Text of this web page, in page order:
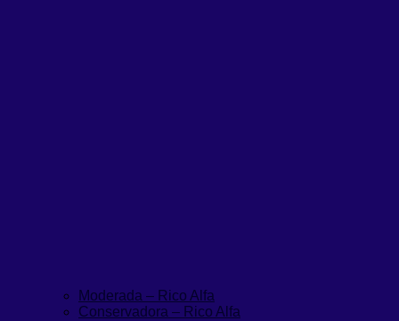
Moderada – Rico Alfa
Conservadora – Rico Alfa